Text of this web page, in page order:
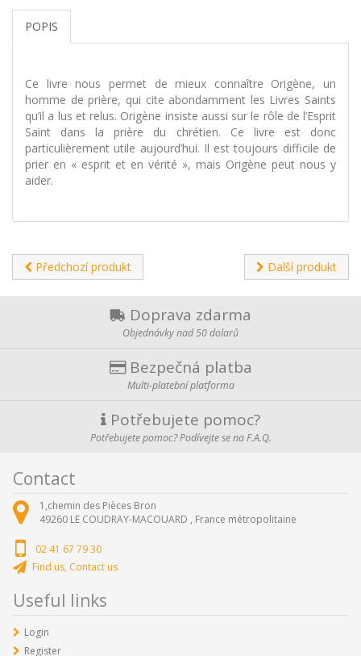
POPIS
Ce livre nous permet de mieux connaître Origène, un
homme de prière, qui cite abondamment les Livres Saints
qu’il a lus et relus. Origène insiste aussi sur le rôle de l’Esprit
Saint dans la prière du chrétien. Ce livre est donc
particulièrement utile aujourd’hui. Il est toujours difficile de
prier en « esprit et en vérité », mais Origène peut nous y
aider.
Předchozí produkt Další produkt
Doprava zdarma
Objednávky nad 50 dolarů
Bezpečná platba
Multi-platební platforma
Potřebujete pomoc?
Potřebujete pomoc? Podívejte se na F.A.Q.
Contact
1,chemin des Pièces Bron
49260 LE COUDRAY-MACOUARD , France métropolitaine
02 41 67 79 30
Find us, Contact us
Useful links
Login
Register